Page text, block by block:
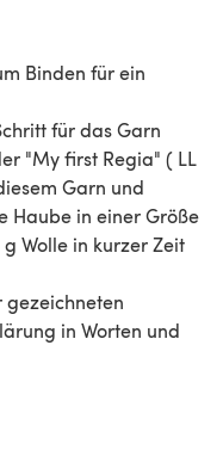
Binden für ein
für das Garn
"My first Regia" ( LL
Garn und
Haube in einer Größe
Wolle in kurzer Zeit
in Worten und
leicht